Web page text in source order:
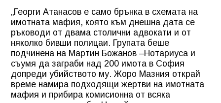
„Георги Атанасов е само брънка в схемата на
имотната мафия, която към днешна дата се
ръководи от двама столични адвокати и от
няколко бивши полицаи. Групата беше
подчинена на Мартин Божанов –Нотариуса и
съумя да заграби над 200 имота в София
допреди убийството му. Жоро Мазния открай
време намира подходящи жертви на имотната
мафия и прибира комисионна от всяка